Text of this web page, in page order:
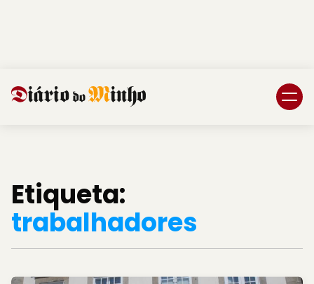
Etiqueta:
trabalhadores